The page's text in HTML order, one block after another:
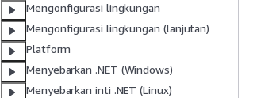
Mengonfigurasi lingkungan
Mengonfigurasi lingkungan (lanjutan)
Platform
Menyebarkan .NET (Windows)
Menyebarkan inti .NET (Linux)